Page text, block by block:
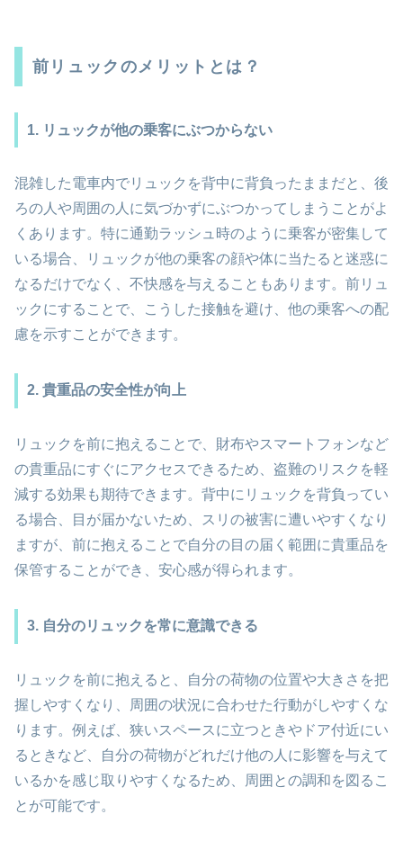
前リュックのメリットとは？
1. リュックが他の乗客にぶつからない
混雑した電車内でリュックを背中に背負ったままだと、後
ろの人や周囲の人に気づかずにぶつかってしまうことがよ
くあります。特に通勤ラッシュ時のように乗客が密集して
いる場合、リュックが他の乗客の顔や体に当たると迷惑に
なるだけでなく、不快感を与えることもあります。前リュ
ックにすることで、こうした接触を避け、他の乗客への配
慮を示すことができます。
2. 貴重品の安全性が向上
リュックを前に抱えることで、財布やスマートフォンなど
の貴重品にすぐにアクセスできるため、盗難のリスクを軽
減する効果も期待できます。背中にリュックを背負ってい
る場合、目が届かないため、スリの被害に遭いやすくなり
ますが、前に抱えることで自分の目の届く範囲に貴重品を
保管することができ、安心感が得られます。
3. 自分のリュックを常に意識できる
リュックを前に抱えると、自分の荷物の位置や大きさを把
握しやすくなり、周囲の状況に合わせた行動がしやすくな
ります。例えば、狭いスペースに立つときやドア付近にい
るときなど、自分の荷物がどれだけ他の人に影響を与えて
いるかを感じ取りやすくなるため、周囲との調和を図るこ
とが可能です。